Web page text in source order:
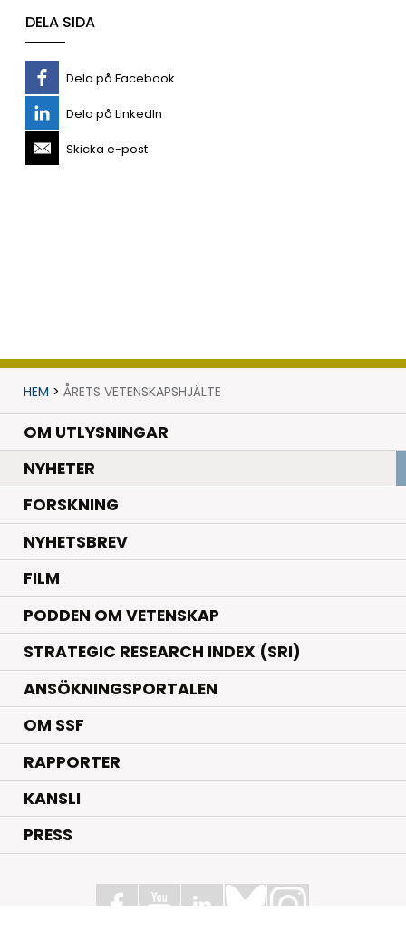
DELA SIDA
Dela på Facebook
Dela på LinkedIn
Skicka e-post
HEM > ÅRETS VETENSKAPSHJÄLTE
OM UTLYSNINGAR
NYHETER.
FORSKNING.
NYHETSBREV
FILM
PODDEN OM VETENSKAP
STRATEGIC RESEARCH INDEX (SRI)
ANSÖKNINGSPORTALEN
OM SSF
RAPPORTER
KANSLI
PRESS